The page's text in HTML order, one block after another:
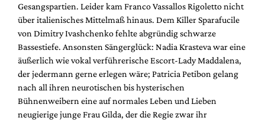
Gesangspartien. Leider kam Franco Vassallos Rigoletto nicht
über italienisches Mittelmaß hinaus. Dem Killer Sparafucile
von Dimitry Ivashchenko fehlte abgründig schwarze
Bassestiefe. Ansonsten Sängerglück: Nadia Krasteva war eine
äußerlich wie vokal verführerische Escort-Lady Maddalena,
der jedermann gerne erlegen wäre; Patricia Petibon gelang
nach all ihren neurotischen bis hysterischen
Bühnenweibern eine auf normales Leben und Lieben
neugierige junge Frau Gilda, der die Regie zwar ihr